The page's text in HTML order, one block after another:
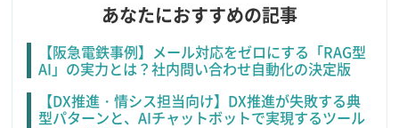
あなたにおすすめの記事
【阪急電鉄事例】メール対応をゼロにする「RAG型
AI」の実力とは？社内問い合わせ自動化の決定版
【DX推進・情シス担当向け】DX推進が失敗する典
型パターンと、AIチャットボットで実現するツール